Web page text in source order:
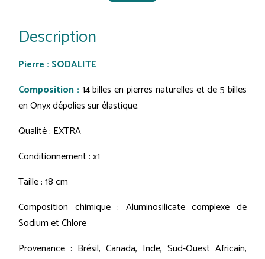
Description
Pierre : SODALITE
Composition : 14 billes en pierres naturelles et de 5 billes
en Onyx dépolies sur élastique.
Qualité : EXTRA
Conditionnement : x1
Taille : 18 cm
Composition chimique : Aluminosilicate complexe de
Sodium et Chlore
Provenance : Brésil, Canada, Inde, Sud-Ouest Africain,